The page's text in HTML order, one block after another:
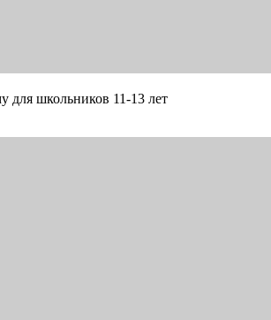
для школьников 11-13 лет